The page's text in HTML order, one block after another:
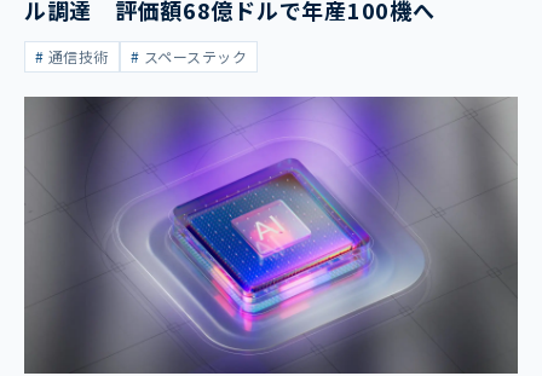
ル調達 評価額68億ドルで年産100機へ
通信技術 スペーステック